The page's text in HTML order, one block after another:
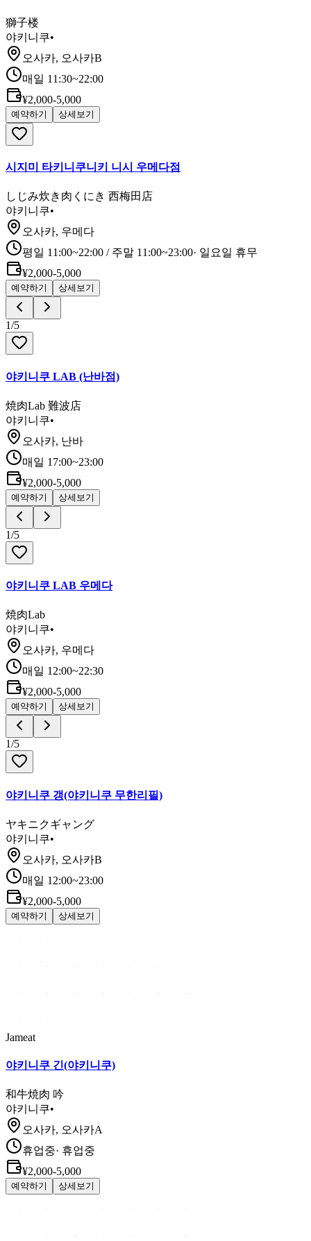
獅子楼
야키니쿠•
오사카, 오사카B
매일 11:30~22:00
¥2,000-5,000
예약하기 상세보기
시지미 타키니쿠니키 니시 우메다점
しじみ炊き肉くにき 西梅田店
야키니쿠•
오사카, 우메다
평일 11:00~22:00 / 주말 11:00~23:00· 일요일 휴무
¥2,000-5,000
예약하기 상세보기
1/5
야키니쿠 LAB (난바점)
焼肉Lab 難波店
야키니쿠•
오사카, 난바
매일 17:00~23:00
¥2,000-5,000
예약하기 상세보기
1/5
야키니쿠 LAB 우메다
焼肉Lab
야키니쿠•
오사카, 우메다
매일 12:00~22:30
¥2,000-5,000
예약하기 상세보기
1/5
야키니쿠 갱(야키니쿠 무한리필)
ヤキニクギャング
야키니쿠•
오사카, 오사카B
매일 12:00~23:00
¥2,000-5,000
예약하기 상세보기
Jameat
야키니쿠 긴(야키니쿠)
和牛焼肉 吟
야키니쿠•
오사카, 오사카A
휴업중· 휴업중
¥2,000-5,000
예약하기 상세보기